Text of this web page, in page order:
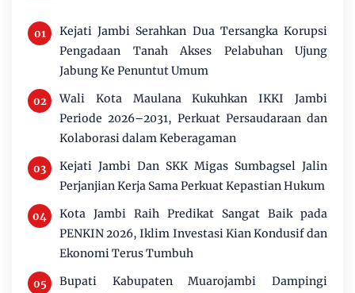
Kejati Jambi Serahkan Dua Tersangka Korupsi
Pengadaan Tanah Akses Pelabuhan Ujung
Jabung Ke Penuntut Umum
Wali Kota Maulana Kukuhkan IKKI Jambi
Periode 2026–2031, Perkuat Persaudaraan dan
Kolaborasi dalam Keberagaman
Kejati Jambi Dan SKK Migas Sumbagsel Jalin
Perjanjian Kerja Sama Perkuat Kepastian Hukum
Kota Jambi Raih Predikat Sangat Baik pada
PENKIN 2026, Iklim Investasi Kian Kondusif dan
Ekonomi Terus Tumbuh
Bupati Kabupaten Muarojambi Dampingi